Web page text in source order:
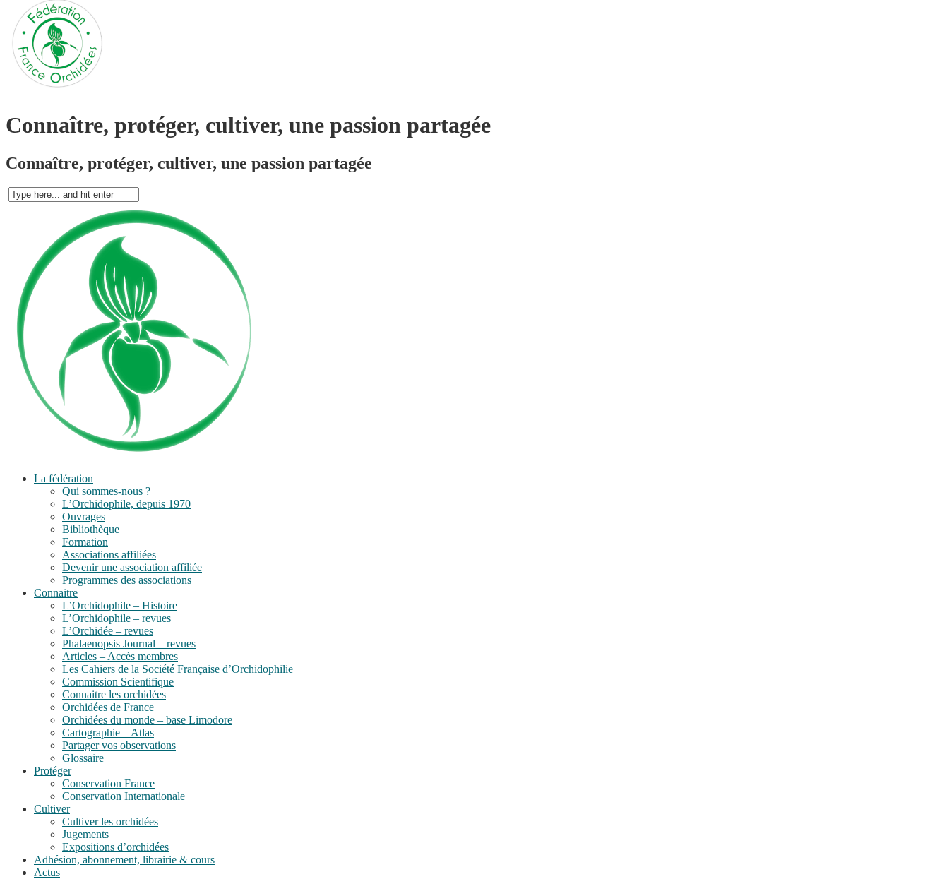
Connaître, protéger, cultiver, une passion partagée
Connaître, protéger, cultiver, une passion partagée
La fédération
Qui sommes-nous ?
L’Orchidophile, depuis 1970
Ouvrages
Bibliothèque
Formation
Associations affiliées
Devenir une association affiliée
Programmes des associations
Connaitre
L’Orchidophile – Histoire
L’Orchidophile – revues
L’Orchidée – revues
Phalaenopsis Journal – revues
Articles – Accès membres
Les Cahiers de la Société Française d’Orchidophilie
Commission Scientifique
Connaitre les orchidées
Orchidées de France
Orchidées du monde – base Limodore
Cartographie – Atlas
Partager vos observations
Glossaire
Protéger
Conservation France
Conservation Internationale
Cultiver
Cultiver les orchidées
Jugements
Expositions d’orchidées
Adhésion, abonnement, librairie & cours
Actus